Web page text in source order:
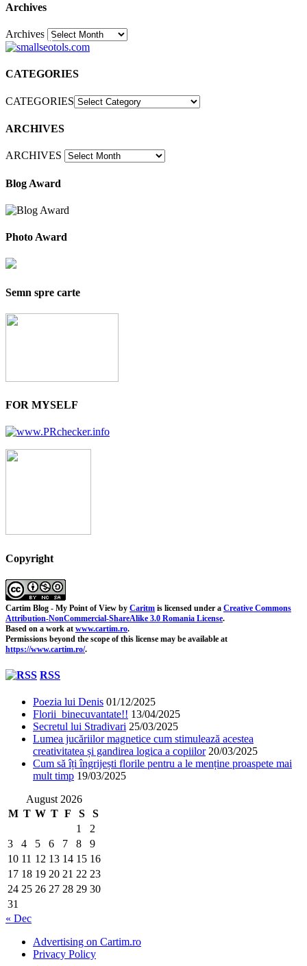
Archives
Archives30
CATEGORIES
CATEGORIES
ARCHIVES
ARCHIVES
Blog Award
Photo Award
Semn spre carte
FOR MYSELF
Copyright
Cartim Blog - My Point of View by Caritm is licensed under a Creative Commons
Attribution-NonCommercial-ShareAlike 3.0 Romania License.
Based on a work at www.cartim.ro.
Permissions beyond the scope of this license may be available at
https://www.cartim.ro/.
RSS
Poezia lui Denis 01/12/2025
Florii binecuvantate!! 13/04/2025
Secretul lui Stradivari 25/03/2025
Lumea jucăriilor magnetice cum stimulează acestea
creativitatea și gandirea logica a copiilor 20/03/2025
Cum să îți îngrijești florile pentru a le menține proaspete mai
mult timp 19/03/2025
August 2026
M T W T F S
S
1
2
3
4 5 6 7 8
9
10 11 12 13 14 15 16
17 18 19 20 21 22 23
24 25 26 27 28 29 30
31
« Dec
Advertising on Cartim.ro
Privacy Policy